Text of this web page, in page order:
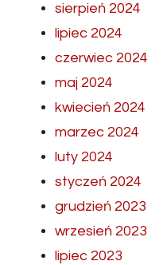
sierpień 2024
lipiec 2024
czerwiec 2024
maj 2024
kwiecień 2024
marzec 2024
luty 2024
styczeń 2024
grudzień 2023
wrzesień 2023
lipiec 2023